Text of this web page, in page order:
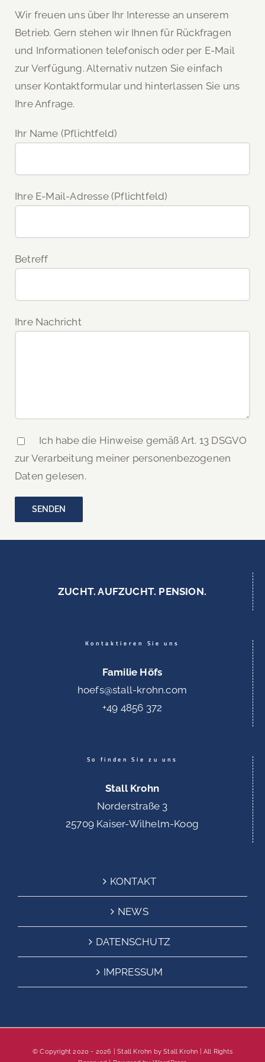
Wir freuen uns über Ihr Interesse an unserem
Betrieb. Gern stehen wir Ihnen für Rückfragen
und Informationen telefonisch oder per E-Mail
zur Verfügung. Alternativ nutzen Sie einfach
unser Kontaktformular und hinterlassen Sie uns
Ihre Anfrage.
Ihr Name (Pflichtfeld)
Ihre E-Mail-Adresse (Pflichtfeld)
Betreff
Ihre Nachricht
Ich habe die Hinweise gemäß Art. 13 DSGVO
zur Verarbeitung meiner personenbezogenen
Daten gelesen.
ZUCHT. AUFZUCHT. PENSION.
Kontaktieren Sie uns
Familie Höfs
hoefs@stall-krohn.com
+49 4856 372
So finden Sie zu uns
Stall Krohn
Norderstraße 3
25709 Kaiser-Wilhelm-Koog
KONTAKT
NEWS
DATENSCHUTZ
IMPRESSUM
© Copyright 2020 - 2026 | Stall Krohn byStall Krohn | All Rights